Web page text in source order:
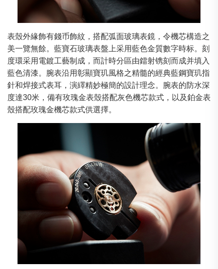
表殼外緣飾有錢币飾紋，搭配弧面玻璃表鏡，令機芯構造之
美一覽無餘。藍寶石玻璃表盤上采用藍色金質數字時标。刻
度環采用電鍍工藝制成，而計時分區由鐳射镌刻而成并填入
藍色清漆。腕表沿用彰顯寶玑風格之精髓的經典藍鋼寶玑指
針和焊接式表耳，演繹精妙極簡的設計理念。腕表的防水深
度達30米，備有玫瑰金表殼搭配灰色機芯款式，以及鉑金表
殼搭配玫瑰金機芯款式供選擇。